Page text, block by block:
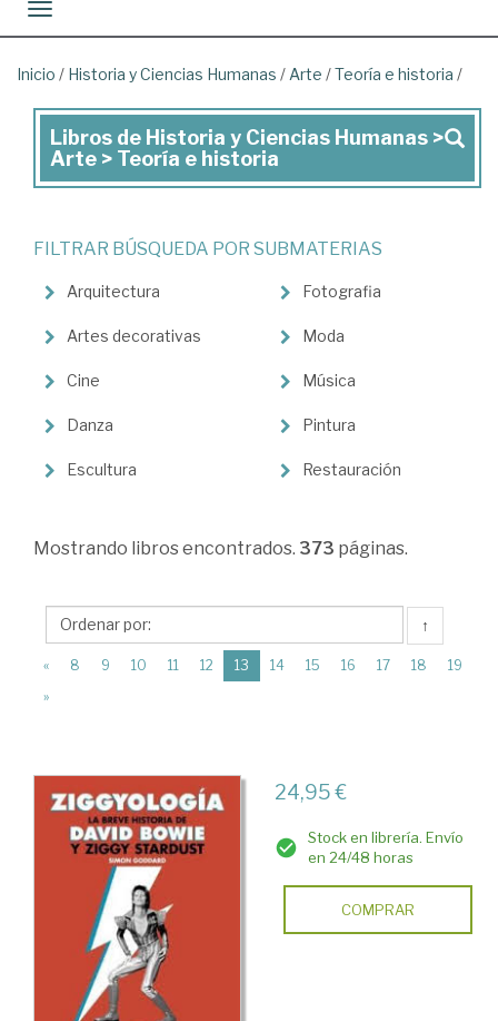
Toggle navigation
Inicio / Historia y Ciencias Humanas / Arte /Teoría e historia /
Libros
de
y
Ciencias
>
Arte
>
Teoría
Libros de Historia y Ciencias Humanas >
Arte > Teoría e historia
FILTRAR BÚSQUEDA POR SUBMATERIAS
Arquitectura
Artes decorativas
Cine
Danza
Escultura
Fotografia
Moda
Música
Pintura
Restauración
Mostrando libros encontrados. 373 páginas.
↑
« 8 9 10 11 12 13 (current)
14 15 16 17 18
19
»
24,95 €
Stock en librería. Envío
en 24/48 horas
COMPRAR